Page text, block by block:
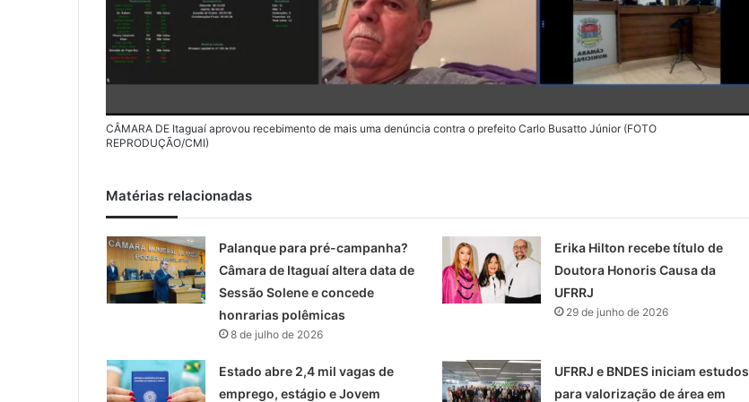
CÂMARA DE Itaguaí aprovou recebimento de mais uma denúncia contra o prefeito Carlo Busatto Júnior (FOTO
REPRODUÇÃO/CMI)
Matérias relacionadas
Palanque para pré-campanha?
Câmara de Itaguaí altera data de
Sessão Solene e concede
honrarias polêmicas
8 de julho de 2026
Erika Hilton recebe título de
Doutora Honoris Causa da
UFRRJ
29 de junho de 2026
Estado abre 2,4 mil vagas de
emprego, estágio e Jovem
UFRRJ e BNDES iniciam estudos
para valorização de área em